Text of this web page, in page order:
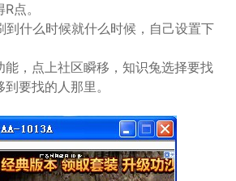
点。
到什么时候就什么时候，自己设置下
能，点上社区瞬移，知识兔选择要找
要找的人那里。